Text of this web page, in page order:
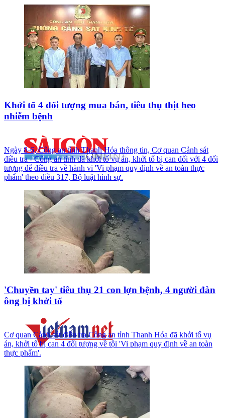
Khởi tố 4 đối tượng mua bán, tiêu thụ thịt heo
nhiễm bệnh
Ngày 8-6, Công an tỉnh Thanh Hóa thông tin, Cơ quan Cảnh sát
điều tra - Công an tỉnh đã khởi tố vụ án, khởi tố bị can đối với 4 đối
tượng để điều tra về hành vi 'Vi phạm quy định về an toàn thực
phẩm' theo điều 317, Bộ luật hình sự.
'Chuyền tay' tiêu thụ 21 con lợn bệnh, 4 người đàn
ông bị khởi tố
Cơ quan Cảnh sát điều tra Công an tỉnh Thanh Hóa đã khởi tố vụ
án, khởi tố bị can 4 đối tượng về tội 'Vi phạm quy định về an toàn
thực phẩm'.